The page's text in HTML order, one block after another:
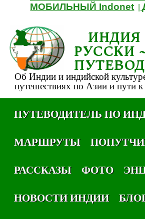
МОБИЛЬНЫЙ Indonet |
ИНДИЯ
РУССКИ
Об Индии и индийской
путешествиях по Азии и пути к
ПУТЕВОДИТЕЛЬ ПО
МАРШРУТЫ
РАССКАЗЫ
ФОТО
НОВОСТИ ИНДИИ